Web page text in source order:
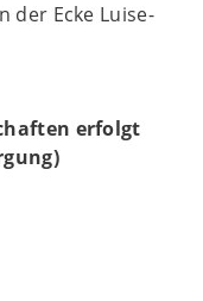
der Ecke Luise-
erfolgt